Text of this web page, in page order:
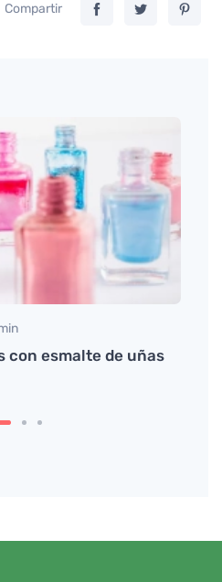
Compartir
con esmalte de uñas